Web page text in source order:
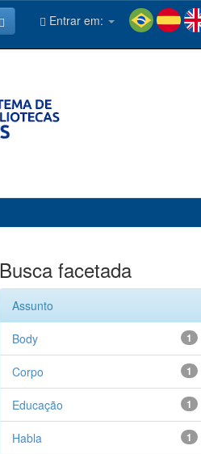
Entrar em:
Busca facetada
Assunto
1
Body
1
Corpo
1
Educação
1
Habla